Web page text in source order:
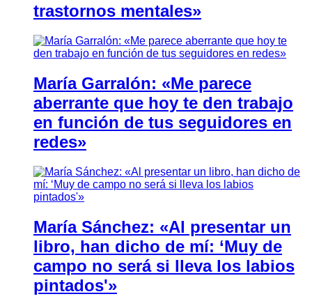
trastornos mentales»
María Garralón: «Me parece
aberrante que hoy te den trabajo
en función de tus seguidores en
redes»
María Sánchez: «Al presentar un
libro, han dicho de mí: ‘Muy de
campo no será si lleva los labios
pintados'»